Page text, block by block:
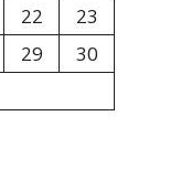
22
23
29
30